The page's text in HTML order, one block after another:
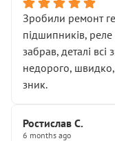
Зробили ремонт
підшипників, реле
забрав, деталі
недорого, швидко,
зник.
Ростислав С.
6 months ago